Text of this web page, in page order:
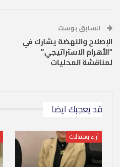
السابق بوست
الإصلاح والنهضة يشارك في
“الأهرام الاستراتيجي”
لمناقشة المحليات
قد يعجبك ايضا
آراء ومقالات